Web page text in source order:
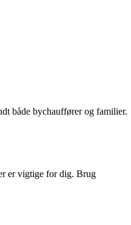
både bychauffører og familier.
er vigtige for dig. Brug